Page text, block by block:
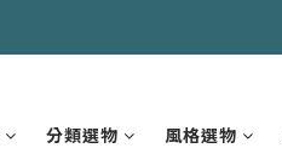
分類選物 風格選物